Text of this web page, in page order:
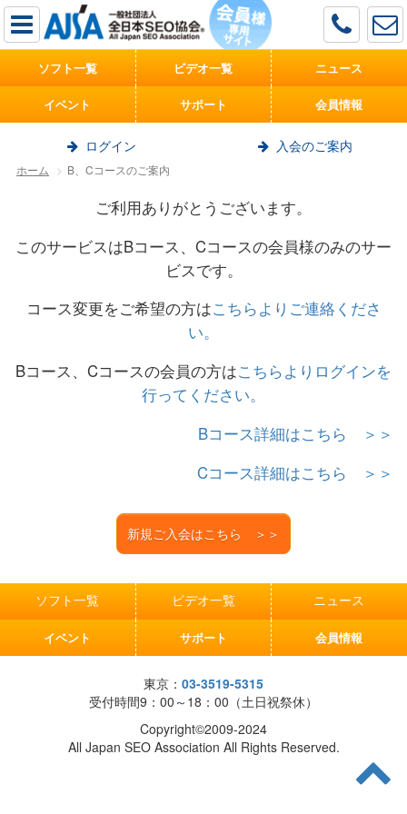
ソフト一覧 ビデオ一覧 ニュース
イベント サポート 会員情報
ログイン 入会のご案内
ホーム B、Cコースのご案内
ご利用ありがとうございます。
このサービスはBコース、Cコースの会員様のみのサー
ビスです。
コース変更をご希望の方はこちらよりご連絡くださ
い。
Bコース、Cコースの会員の方はこちらよりログインを
行ってください。
Bコース詳細はこちら ＞＞
Cコース詳細はこちら ＞＞
新規ご入会はこちら ＞＞
ソフト一覧 ビデオ一覧 ニュース
イベント サポート 会員情報
東京： 03-3519-5315
受付時間9：00～18：00（土日祝祭休）
Copyright©2009-2024
All Japan SEO Association All Rights Reserved.